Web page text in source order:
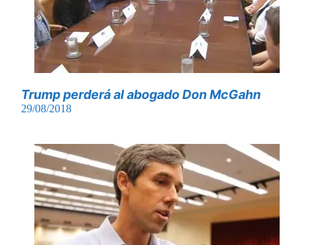
Trump perderá al abogado Don McGahn
29/08/2018